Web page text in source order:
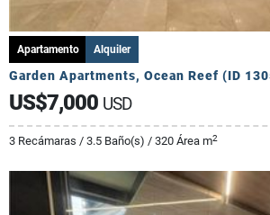
Apartamento Alquiler
Garden Apartments, Ocean Reef (ID
US$7,000 USD
3 Recámaras / 3.5 Baño(s) / 320 Área m2